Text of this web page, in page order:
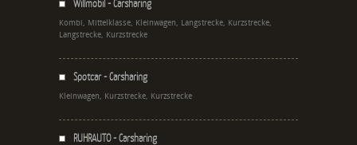
Willmobil - Carsharing
Kombi, Mittelklasse, Kleinwagen, Langstrecke, Kurzstrecke,
Langstrecke, Kurzstrecke
Spotcar - Carsharing
Kleinwagen, Kurzstrecke, Kurzstrecke
RUHRAUTO - Carsharing